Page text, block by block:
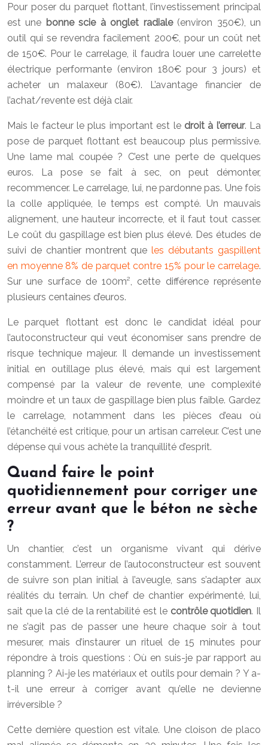
Pour poser du parquet flottant, l’investissement principal
est une bonne scie à onglet radiale(environ 350€), un
outil qui se revendra facilement 200€, pour un coût net
de 150€. Pour le carrelage, il faudra louer une carrelette
électrique performante (environ 180€ pour 3 jours) et
acheter un malaxeur (80€). L’avantage financier de
l’achat/revente est déjà clair.
Mais le facteur le plus important est le droit à l’erreur. La
pose de parquet flottant est beaucoup plus permissive.
Une lame mal coupée ? C’est une perte de quelques
euros. La pose se fait à sec, on peut démonter,
recommencer. Le carrelage, lui, ne pardonne pas. Une fois
la colle appliquée, le temps est compté. Un mauvais
alignement, une hauteur incorrecte, et il faut tout casser.
Le coût du gaspillage est bien plus élevé. Des études de
suivi de chantier montrent queles débutants gaspillent
en moyenne 8% de parquet contre 15% pour le carrelage.
Sur une surface de 100m², cette différence représente
plusieurs centaines d’euros.
Le parquet flottant est donc le candidat idéal pour
l’autoconstructeur qui veut économiser sans prendre de
risque technique majeur. Il demande un investissement
initial en outillage plus élevé, mais qui est largement
compensé par la valeur de revente, une complexité
moindre et un taux de gaspillage bien plus faible. Gardez
le carrelage, notamment dans les pièces d’eau où
l’étanchéité est critique, pour un artisan carreleur. C’est une
dépense qui vous achète la tranquillité d’esprit.
Quand faire le point
quotidiennement pour corriger une
erreur avant que le béton ne sèche
?
Un chantier, c’est un organisme vivant qui dérive
constamment. L’erreur de l’autoconstructeur est souvent
de suivre son plan initial à l’aveugle, sans s’adapter aux
réalités du terrain. Un chef de chantier expérimenté, lui,
sait que la clé de la rentabilité est le contrôle quotidien. Il
ne s’agit pas de passer une heure chaque soir à tout
mesurer, mais d’instaurer un rituel de 15 minutes pour
répondre à trois questions : Où en suis-je par rapport au
planning ? Ai-je les matériaux et outils pour demain ? Y a-
t-il une erreur à corriger avant qu’elle ne devienne
irréversible ?
Cette dernière question est vitale. Une cloison de placo